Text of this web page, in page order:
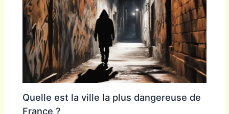
Quelle est la ville la plus dangereuse de
France ?